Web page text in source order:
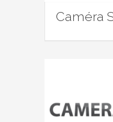
Caméra